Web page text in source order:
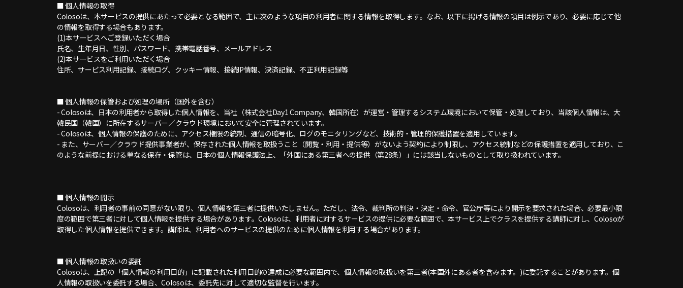
■ 個人情報の取得
Colosoは、本サービスの提供にあたって必要となる範囲で、主に次のような項目の利用者に関する情報を取得します。なお、以下に掲げる情報の項目は例示であり、必要に応じて他
の情報を取得する場合もあります。
(1)本サービスへご登録いただく場合
氏名、生年月日、性別、パスワード、携帯電話番号、メールアドレス
(2)本サービスをご利用いただく場合
住所、サービス利用記録、接続ログ、クッキー情報、接続IP情報、決済記録、不正利用記録等
■ 個人情報の保管および処理の場所（国外を含む）
- Colosoは、日本の利用者から取得した個人情報を、当社（株式会社Day1 Company、韓国所在）が運営・管理するシステム環境において保管・処理しており、当該個人情報は、大
韓民国（韓国）に所在するサーバー／クラウド環境において安全に管理されています。
- Colosoは、個人情報の保護のために、アクセス権限の統制、通信の暗号化、ログのモニタリングなど、技術的・管理的保護措置を適用しています。
- また、サーバー／クラウド提供事業者が、保存された個人情報を取扱うこと（閲覧・利用・提供等）がないよう契約により制限し、アクセス統制などの保護措置を適用しており、こ
のような前提における単なる保存・保管は、日本の個人情報保護法上、「外国にある第三者への提供（第28条）」には該当しないものとして取り扱われています。
■ 個人情報の開示
Colosoは、利用者の事前の同意がない限り、個人情報を第三者に提供いたしません。ただし、法令、裁判所の判決・決定・命令、官公庁等により開示を要求された場合、必要最小限
度の範囲で第三者に対して個人情報を提供する場合があります。Colosoは、利用者に対するサービスの提供に必要な範囲で、本サービス上でクラスを提供する講師に対し、Colosoが
取得した個人情報を提供できます。講師は、利用者へのサービスの提供のために個人情報を利用する場合があります。
■ 個人情報の取扱いの委託
Colosoは、上記の「個人情報の利用目的」に記載された利用目的の達成に必要な範囲内で、個人情報の取扱いを第三者(本国外にある者を含みます。)に委託することがあります。個
人情報の取扱いを委託する場合、Colosoは、委託先に対して適切な監督を行います。